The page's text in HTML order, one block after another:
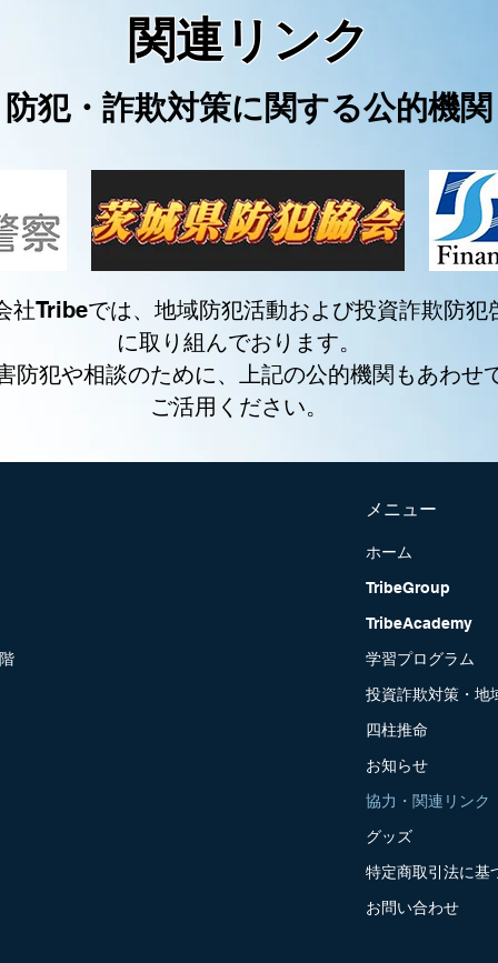
​関連リンク
​防犯・詐欺対策に関する公的機関
社Tribeでは、地域防犯活動および投資詐欺防犯
に取り組んでおります。
防犯や相談のために、上記の公的機関もあわせ
​ご活用ください。
メニュー
ホーム
TribeGroup
TribeAcademy
学習プログラム
投資詐欺対策・地
四柱推命
お知らせ
協力・関連リンク
グッズ
特定商取引法に基
お問い合わせ